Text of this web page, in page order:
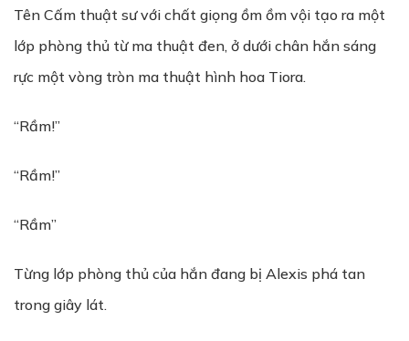
Tên Cấm thuật sư với chất giọng ồm ồm vội tạo ra một
lớp phòng thủ từ ma thuật đen, ở dưới chân hắn sáng
rực một vòng tròn ma thuật hình hoa Tiora.
“Rầm!”
“Rầm!”
“Rầm”
Từng lớp phòng thủ của hắn đang bị Alexis phá tan
trong giây lát.